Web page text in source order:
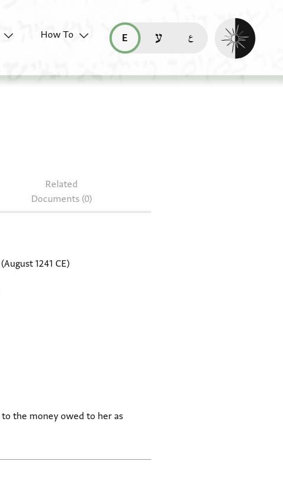
How To
read this page in English (en)
קריאת העמוד ב-עברית (he)
Enable dark
Related
Documents (0)
(August 1241 CE)
the money owed to her as